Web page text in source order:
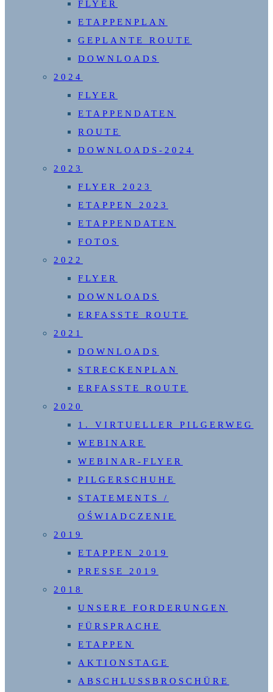
FLYER
ETAPPENPLAN
GEPLANTE ROUTE
DOWNLOADS
2024
FLYER
ETAPPENDATEN
ROUTE
DOWNLOADS-2024
2023
FLYER 2023
ETAPPEN 2023
ETAPPENDATEN
FOTOS
2022
FLYER
DOWNLOADS
ERFASSTE ROUTE
2021
DOWNLOADS
STRECKENPLAN
ERFASSTE ROUTE
2020
1. VIRTUELLER PILGERWEG
WEBINARE
WEBINAR-FLYER
PILGERSCHUHE
STATEMENTS /
OŚWIADCZENIE
2019
ETAPPEN 2019
PRESSE 2019
2018
UNSERE FORDERUNGEN
FÜRSPRACHE
ETAPPEN
AKTIONSTAGE
ABSCHLUSSBROSCHÜRE